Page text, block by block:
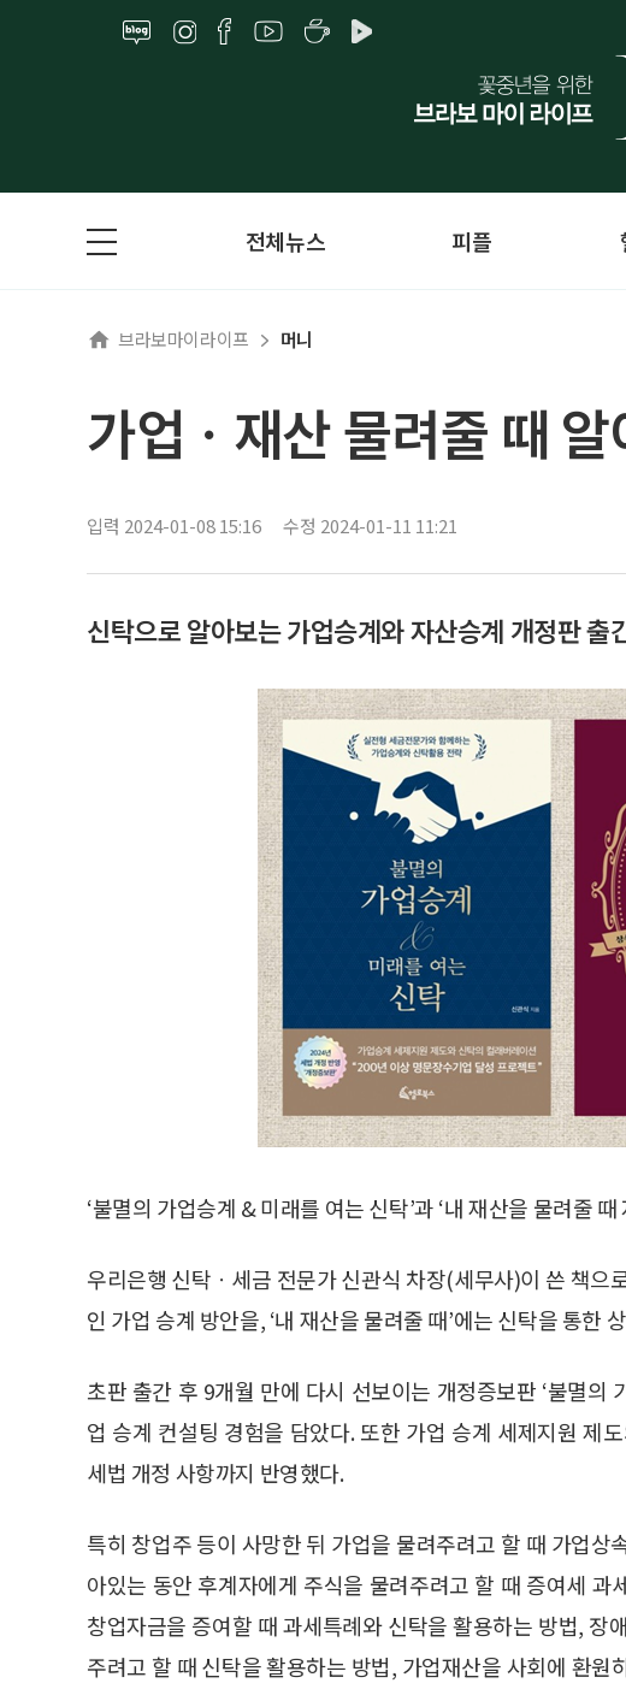
전체뉴스 피플
브라보마이라이프 머니
가업ㆍ재산 물려줄 때
입력 2024-01-08 15:16 수정 2024-01-11 11:21
신탁으로 알아보는 가업승계와 자산승계 개정판 출
‘불멸의 가업승계 & 미래를 여는 신탁’과 ‘내 재산을 물려줄
우리은행 신탁ㆍ세금 전문가 신관식 차장(세무사)이 쓴 책으
인 가업 승계 방안을, ‘내 재산을 물려줄 때’에는 신탁을 통한
초판 출간 후 9개월 만에 다시 선보이는 개정증보판 ‘불멸의
업 승계 컨설팅 경험을 담았다. 또한 가업 승계 세제지원 제
세법 개정 사항까지 반영했다.
특히 창업주 등이 사망한 뒤 가업을 물려주려고 할 때 가업
아있는 동안 후계자에게 주식을 물려주려고 할 때 증여세
창업자금을 증여할 때 과세특례와 신탁을 활용하는 방법, 장
주려고 할 때 신탁을 활용하는 방법, 가업재산을 사회에 환